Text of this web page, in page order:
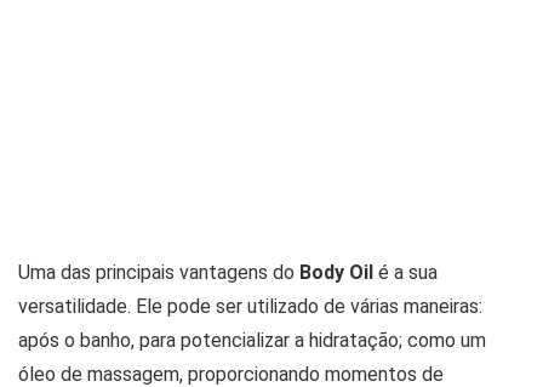
Uma das principais vantagens do Body Oil é a sua
versatilidade. Ele pode ser utilizado de várias maneiras:
após o banho, para potencializar a hidratação; como um
óleo de massagem, proporcionando momentos de